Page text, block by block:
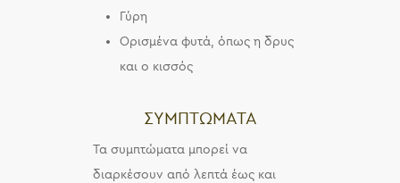
Γύρη
Ορισμένα φυτά, όπως η δρυς
και ο κισσός
ΣΥΜΠΤΩΜΑΤΑ
Τα συμπτώματα μπορεί να
διαρκέσουν από λεπτά έως και